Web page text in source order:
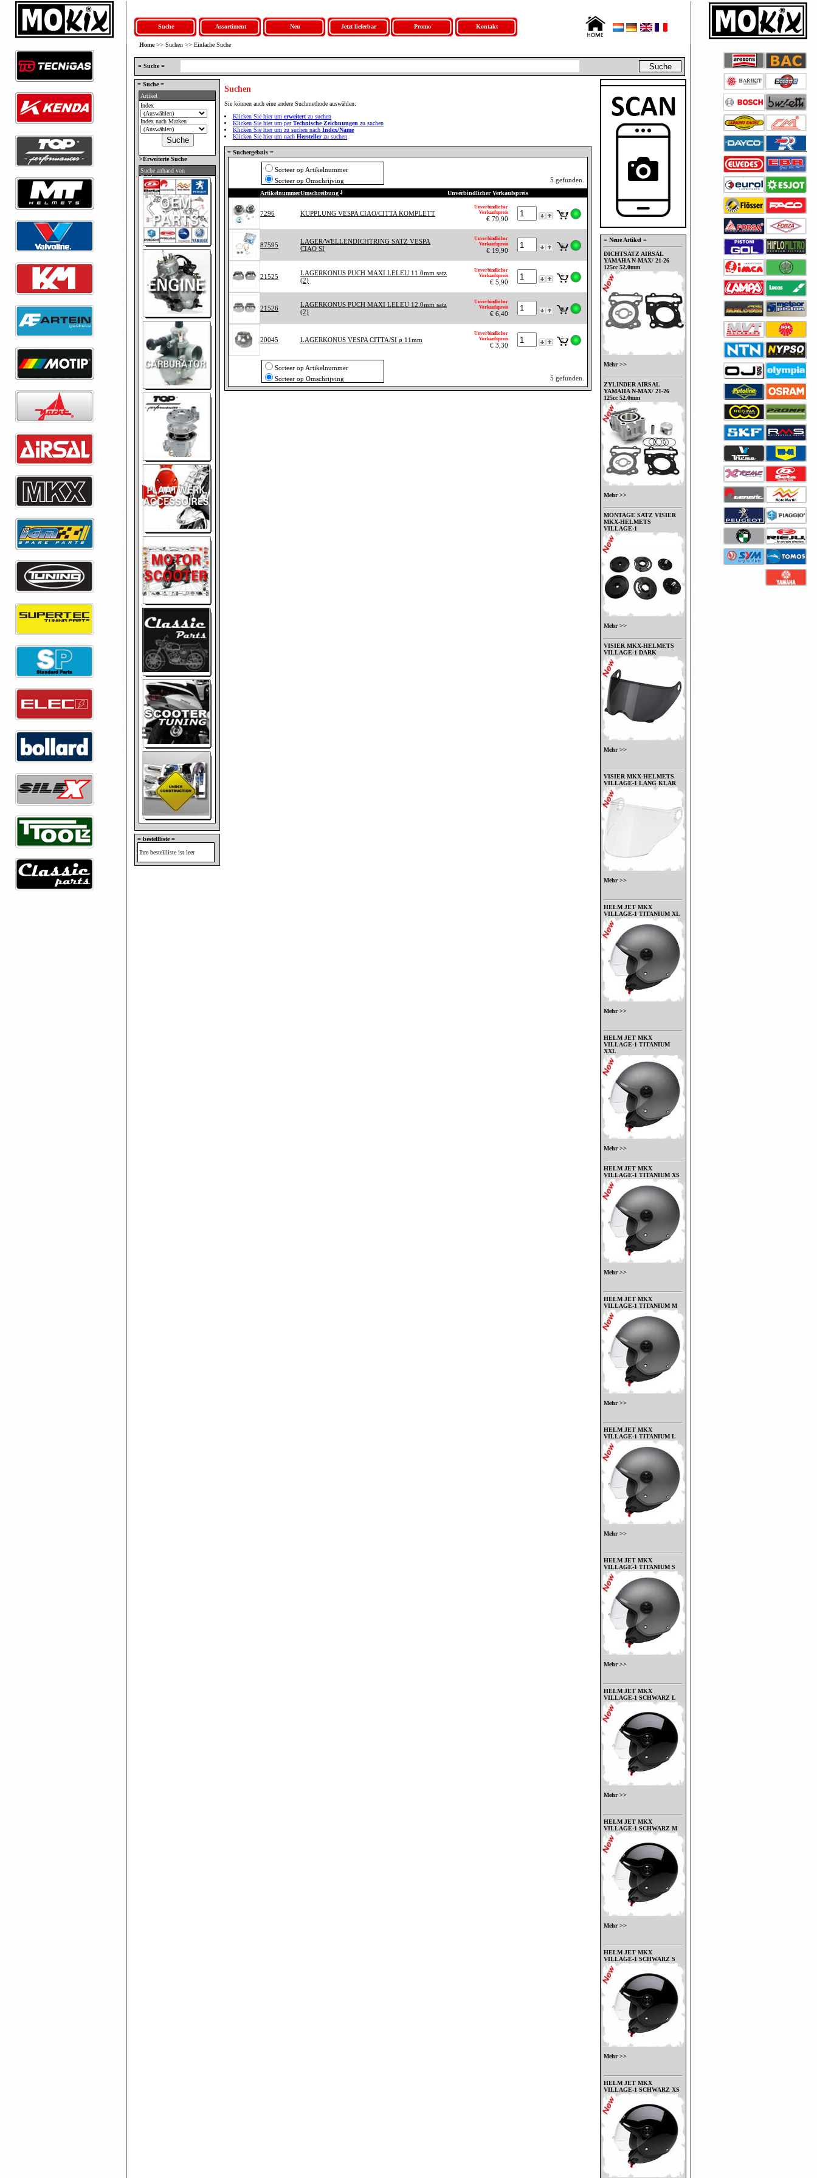
Suche Assortiment Neu Jetzt lieferbar Promo Kontakt
Home>> Suchen >> Einfache Suche
= Suche =
= Suche =
Artikel
Index
Index nach Marken
>Erweiterte Suche
Suche anhand von
Zeichnungen
= bestellliste =
Ihre bestellliste ist leer
Suchen
Sie können auch eine andere Suchmethode auswählen:
Klicken Sie hier um erweitertzu suchen
Klicken Sie hier um perTechnische Zeichnungen zu suchen
Klicken Sie hier um zu suchen nach Index/Name
Klicken Sie hier um nach Herstellerzu suchen
= Suchergebnis =
Sorteer op Artikelnummer
Sorteer op Omschrijving
5 gefunden.
ArtikelnummerUmschreibung Unverbindlicher Verkaufspreis
7296 KUPPLUNG VESPA CIAO/CITTA KOMPLETT
Unverbindlicher
Verkaufspreis
€ 79,90
87595
LAGER/WELLENDICHTRING SATZ VESPA
CIAO SI
Unverbindlicher
Verkaufspreis
€ 19,90
21525
LAGERKONUS PUCH MAXI LELEU 11.0mm satz
(2)
Unverbindlicher
Verkaufspreis
€ 5,90
21526
LAGERKONUS PUCH MAXI LELEU 12.0mm satz
(2)
Unverbindlicher
Verkaufspreis
€ 6,40
20045 LAGERKONUS VESPA CITTA/SI ø 11mm
Unverbindlicher
Verkaufspreis
€ 3,30
Sorteer op Artikelnummer
Sorteer op Omschrijving
5 gefunden.
= Neue Artikel =
DICHTSATZ AIRSAL
YAMAHA N-MAX/ 21-26
125cc 52.0mm
Mehr >>
ZYLINDER AIRSAL
YAMAHA N-MAX/ 21-26
125cc 52.0mm
Mehr >>
MONTAGE SATZ VISIER
MKX-HELMETS
VILLAGE-1
Mehr >>
VISIER MKX-HELMETS
VILLAGE-1 DARK
Mehr >>
VISIER MKX-HELMETS
VILLAGE-1 LANG KLAR
Mehr >>
HELM JET MKX
VILLAGE-1 TITANIUM XL
Mehr >>
HELM JET MKX
VILLAGE-1 TITANIUM
XXL
Mehr >>
HELM JET MKX
VILLAGE-1 TITANIUM XS
Mehr >>
HELM JET MKX
VILLAGE-1 TITANIUM M
Mehr >>
HELM JET MKX
VILLAGE-1 TITANIUM L
Mehr >>
HELM JET MKX
VILLAGE-1 TITANIUM S
Mehr >>
HELM JET MKX
VILLAGE-1 SCHWARZ L
Mehr >>
HELM JET MKX
VILLAGE-1 SCHWARZ M
Mehr >>
HELM JET MKX
VILLAGE-1 SCHWARZ S
Mehr >>
HELM JET MKX
VILLAGE-1 SCHWARZ XS